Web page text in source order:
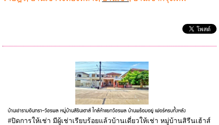
บ้านเช่ารามอินทรา-วัชรพล หมู่่บ้านสิรีนเฮาส์ ใกล้ห้าแยกวัชรพล บ้านพร้อมอยู่ เฟอร์ครบทั้งหลัง
#ปิดการให้เช่า มีผู้เช่าเรียบร้อยแล้วบ้านเดี่ยวให้เช่า หมู่บ้านสิรีนเฮ้าส์